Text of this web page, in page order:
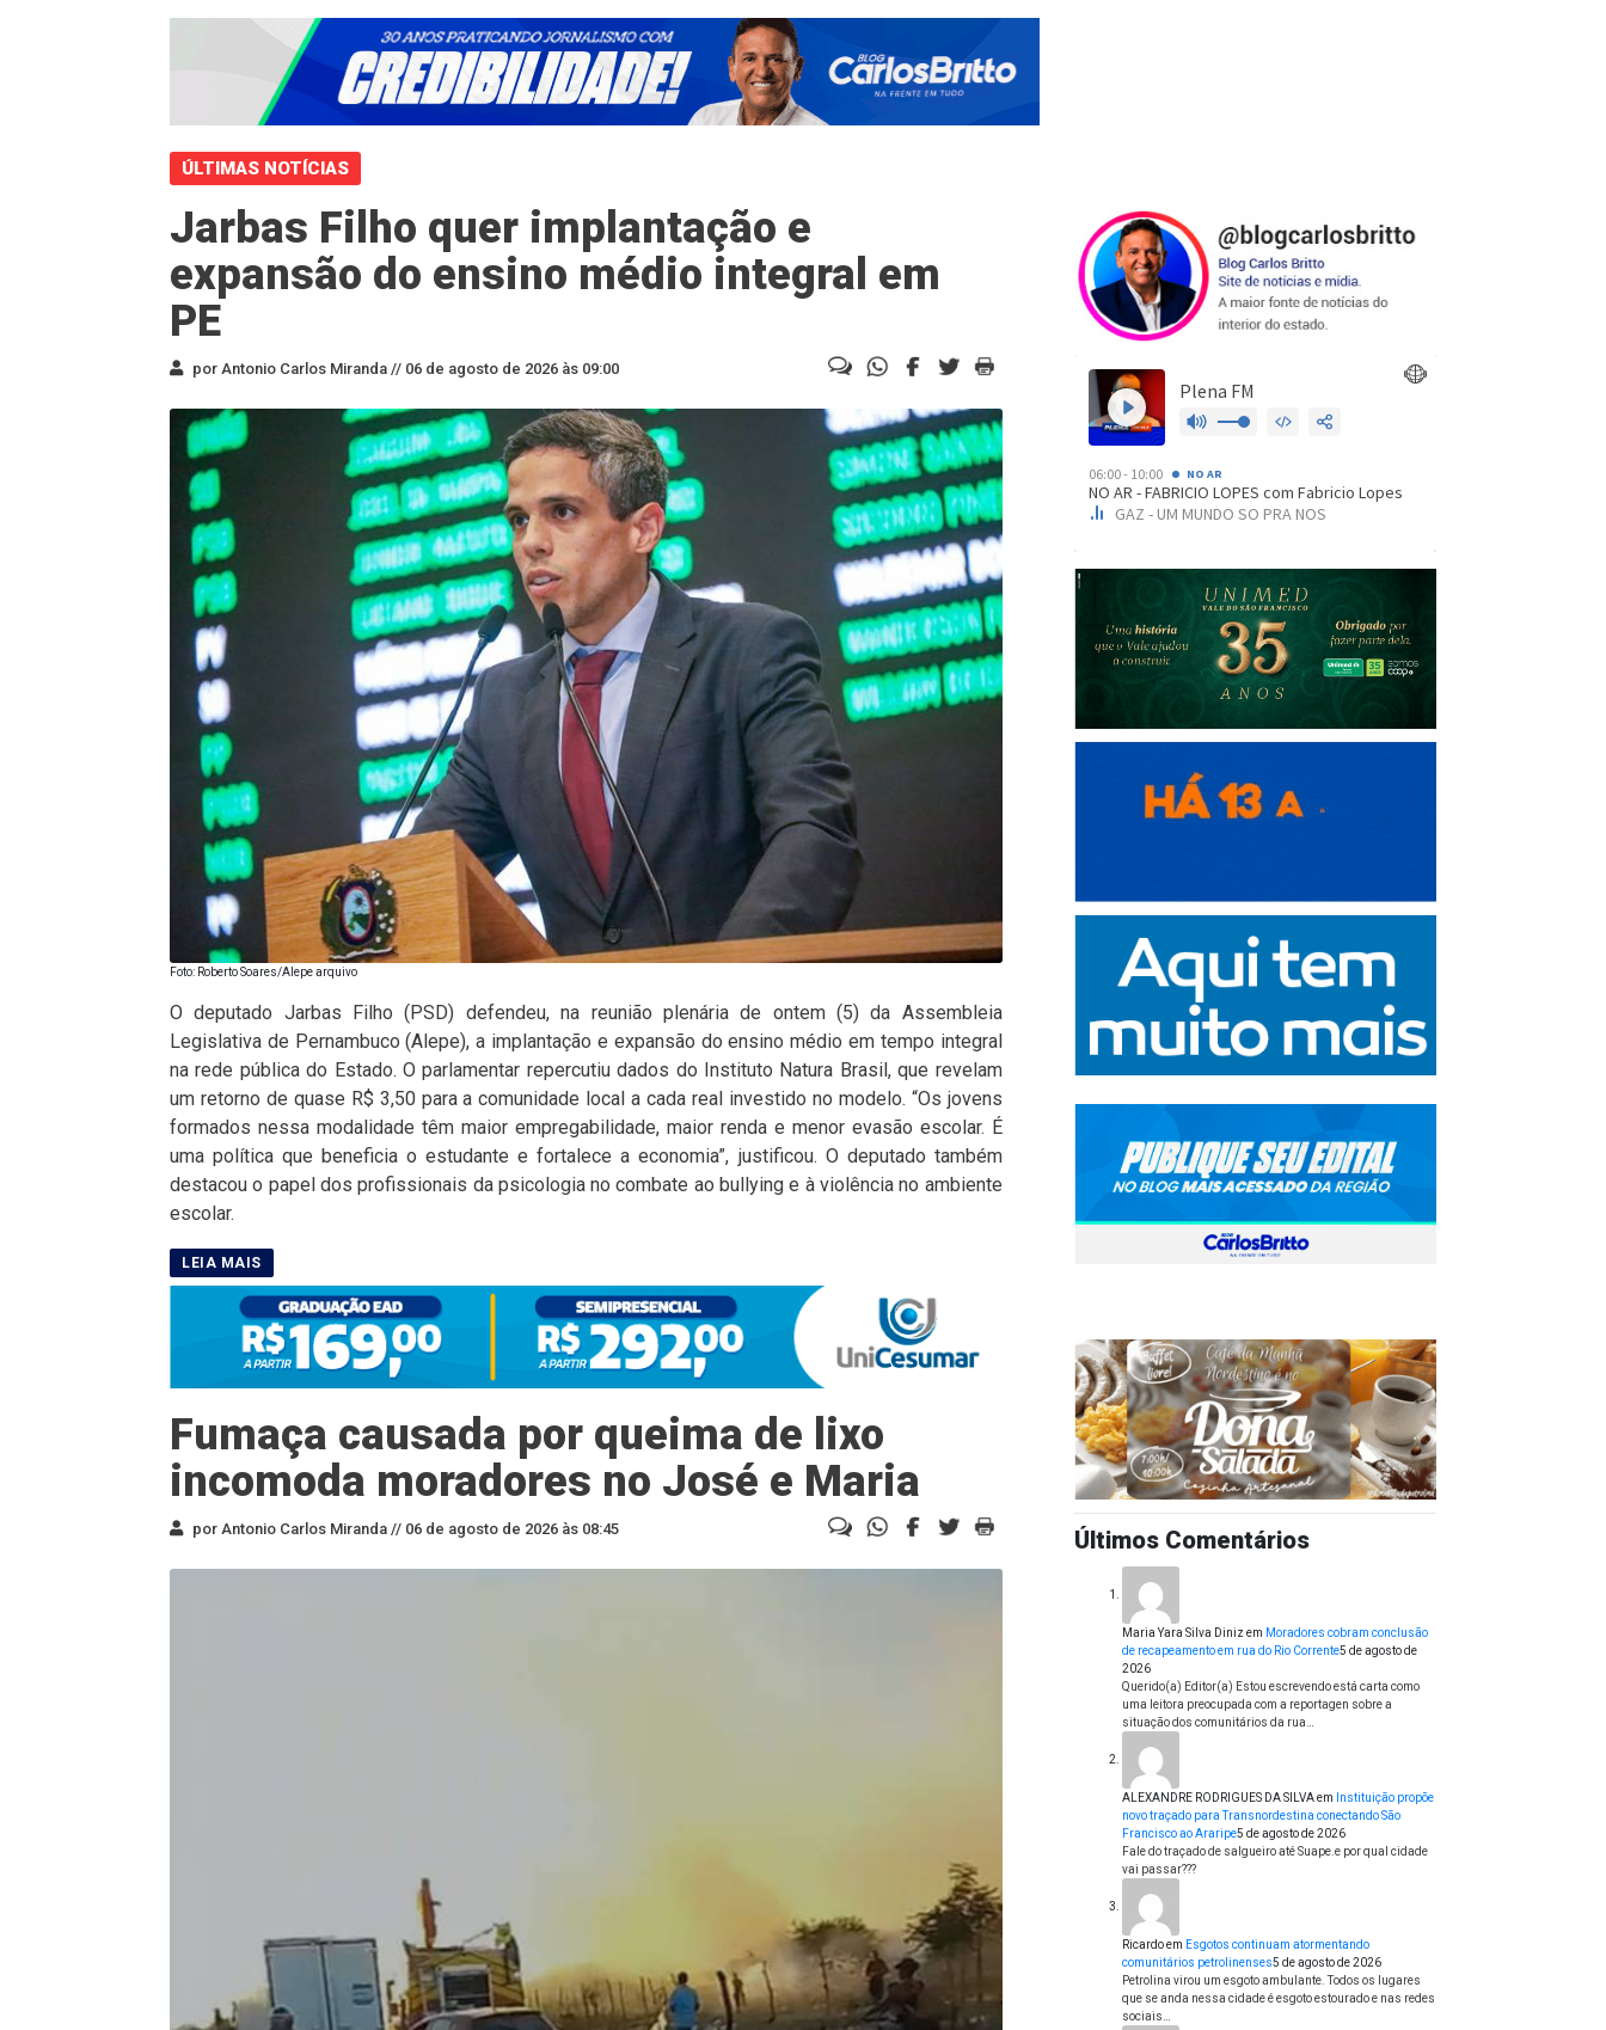
ÚLTIMAS NOTÍCIAS
Jarbas Filho quer implantação e
expansão do ensino médio integral em
PE
por Antonio Carlos Miranda // 06 de agosto de 2026 às 09:00
Foto: Roberto Soares/Alepe arquivo
O deputado Jarbas Filho (PSD) defendeu, na reunião plenária de ontem (5) da Assembleia
Legislativa de Pernambuco (Alepe), a implantação e expansão do ensino médio em tempo integral
na rede pública do Estado. O parlamentar repercutiu dados do Instituto Natura Brasil, que revelam
um retorno de quase R$ 3,50 para a comunidade local a cada real investido no modelo. “Os jovens
formados nessa modalidade têm maior empregabilidade, maior renda e menor evasão escolar. É
uma política que beneficia o estudante e fortalece a economia”, justificou. O deputado também
destacou o papel dos profissionais da psicologia no combate ao bullying e à violência no ambiente
escolar.
Fumaça causada por queima de lixo
incomoda moradores no José e Maria
por Antonio Carlos Miranda // 06 de agosto de 2026 às 08:45 Últimos Comentários
Maria Yara Silva Diniz em Moradores cobram conclusão
de recapeamento em rua do Rio Corrente5 de agosto de
2026
Querido(a) Editor(a) Estou escrevendo está carta como
uma leitora preocupada com a reportagen sobre a
situação dos comunitários da rua…
ALEXANDRE RODRIGUES DA SILVAem
Instituição propõe
novo traçado para Transnordestina conectando São
Francisco ao Araripe5 de agosto de 2026
Fale do traçado de salgueiro até Suape.e por qual cidade
vai passar???
Ricardoem Esgotos continuam atormentando
comunitários petrolinenses5 de agosto de 2026
Petrolina virou um esgoto ambulante. Todos os lugares
que se anda nessa cidade é esgoto estourado e nas redes
sociais…